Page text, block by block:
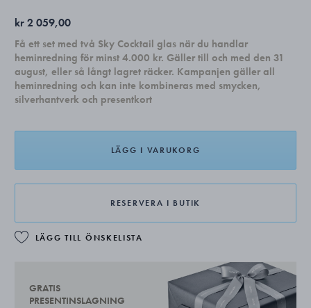
kr 2 059,00
Få ett set med två Sky Cocktail glas när du handlar
heminredning för minst 4.000 kr. Gäller till och med den 31
august, eller så långt lagret räcker. Kampanjen gäller all
heminredning och kan inte kombineras med smycken,
silverhantverk och presentkort
LÄGG I VARUKORG
RESERVERA I BUTIK
LÄGG TILL ÖNSKELISTA
GRATIS
PRESENTINSLAGNING